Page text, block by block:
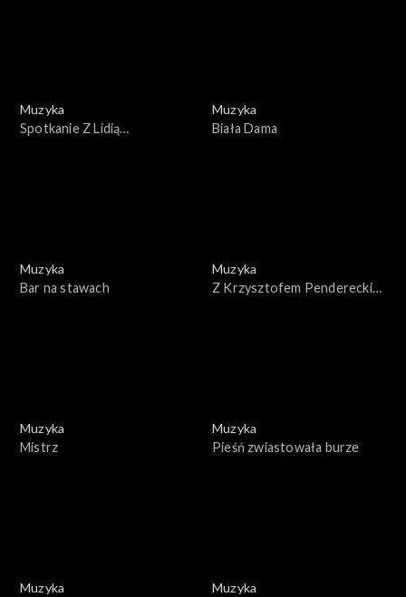
Muzyka
Spotkanie Z Lidią
Muzyka
Biała Dama
Muzyka
Bar na stawach
Muzyka
Z Krzysztofem Pendereckim
Muzyka
Mistrz
Muzyka
Pieśń zwiastowała burze
Muzyka
Muzyka